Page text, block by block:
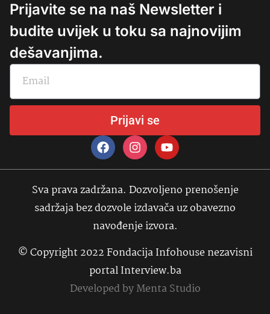
Prijavite se na naš Newsletter i
budite uvijek u toku sa najnovijim
dešavanjima.
Prijavi se
Sva prava zadržana. Dozvoljeno prenošenje
sadržaja bez dozvole izdavača uz obavezno
navođenje izvora.
© Copyright 2022 Fondacija Infohouse nezavisni
portal Interview.ba
Developed byMenta Studio